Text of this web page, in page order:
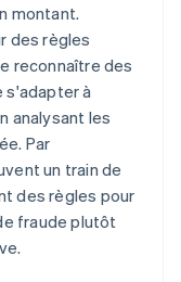
montant.
des règles
reconnaître des
s'adapter à
analysant les
Par
un train de
des règles pour
fraude plutôt